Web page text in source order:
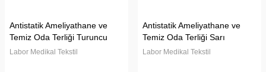
Antistatik Ameliyathane ve
Temiz Oda Terliği Turuncu
Labor Medikal Tekstil
Antistatik Ameliyathane ve
Temiz Oda Terliği Sarı
Labor Medikal Tekstil